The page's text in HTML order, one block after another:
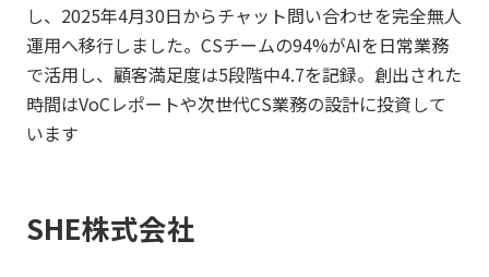
し、2025年4月30日からチャット問い合わせを完全無人
運用へ移行しました。CSチームの94%がAIを日常業務
で活用し、顧客満足度は5段階中4.7を記録。創出された
時間はVoCレポートや次世代CS業務の設計に投資して
います
SHE株式会社